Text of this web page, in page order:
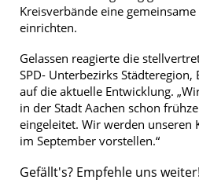
Kreisverbände eine
einrichten.
Gelassen reagierte die
SPD- Unterbezirks Städteregion,
auf die aktuelle Entwicklung.
in der Stadt Aachen schon
eingeleitet. Wir werden unseren
im September vorstellen.“
Gefällt's? Empfehle uns weiter!